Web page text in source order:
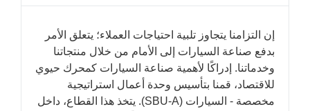
إن التزامنا يتجاوز تلبية احتياجات العملاء؛ يتعلق الأمر
بدفع صناعة السيارات إلى الأمام من خلال منتجاتنا
وخدماتنا. إدراكًا لأهمية صناعة السيارات كمحرك حيوي
للاقتصاد، قمنا بتأسيس وحدة أعمال استراتيجية
مخصصة - السيارات (SBU-A). يتخذ هذا القطاع، داخل